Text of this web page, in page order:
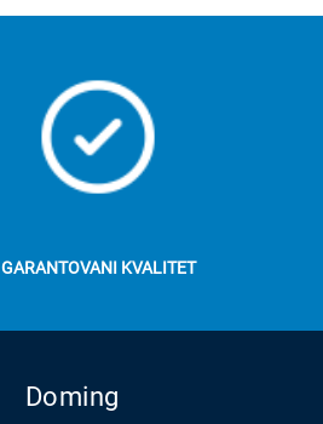
GARANTOVANI KVALITET
Doming